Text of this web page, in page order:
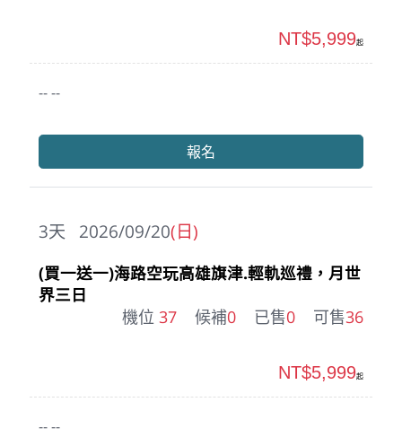
-- --
NT$5,999起
報名
2026/09/20(日)
3天
(買一送一)海路空玩高雄旗津.輕軌巡禮，月世
界三日
機位 37 候補0 已售0 可售36
-- --
NT$5,999起